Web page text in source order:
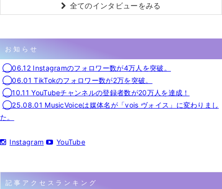
全てのインタビューをみる
お知らせ
◯06.12 Instagramのフォロワー数が4万人を突破。
◯06.01 TikTokのフォロワー数が2万を突破。
◯10.11 YouTubeチャンネルの登録者数が20万人を達成！
◯25.08.01 MusicVoiceは媒体名が「vois ヴォイス」に変わりまし
た。
Instagram YouTube
記事アクセスランキング